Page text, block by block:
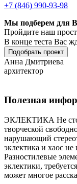
+7 (846) 990-93-98
Мы подберем для
Пройдите наш
В конце теста Вас
Подобрать проект
Анна Дмитриева
архитектор
Полезная
ЭКЛЕКТИКА Не
творческой
нарушающий
эклектика и хаос
Разностилевые
эклектики,
может многое